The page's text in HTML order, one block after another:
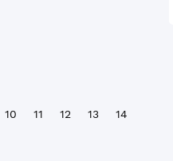
10 11 12 13 14